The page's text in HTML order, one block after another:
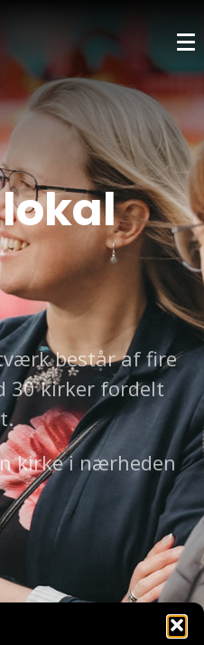
består af fire
30 kirker fordelt
kirke i nærheden